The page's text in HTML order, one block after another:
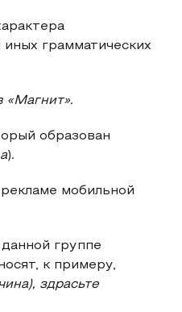
грамматических
«Магнит».
образован
).
мобильной
группе
к примеру,
здрасьте